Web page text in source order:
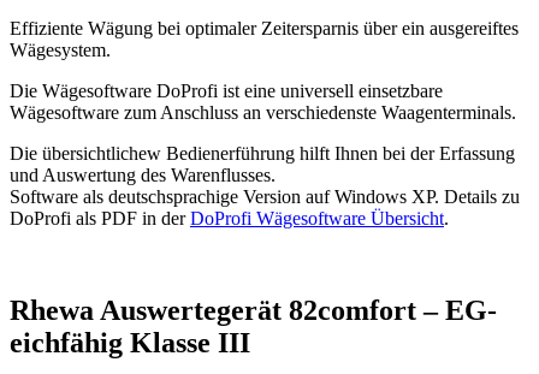
Effiziente Wägung bei optimaler Zeitersparnis über ein ausgereiftes
Wägesystem.
Die Wägesoftware DoProfi ist eine universell einsetzbare
Wägesoftware zum Anschluss an verschiedenste Waagenterminals.
Die übersichtlichew Bedienerführung hilft Ihnen bei der Erfassung
und Auswertung des Warenflusses.
Software als deutschsprachige Version auf Windows XP. Details zu
DoProfi als PDF in derDoProfi Wägesoftware Übersicht.
Rhewa Auswertegerät 82comfort – EG-
eichfähig Klasse III